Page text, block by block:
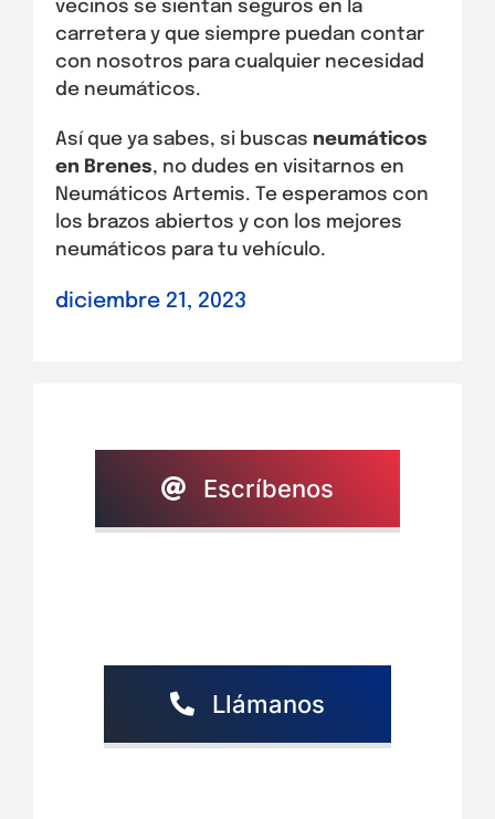
vecinos se sientan seguros en la
carretera y que siempre puedan contar
con nosotros para cualquier necesidad
de neumáticos.
Así que ya sabes, si buscas neumáticos
en Brenes, no dudes en visitarnos en
Neumáticos Artemis. Te esperamos con
los brazos abiertos y con los mejores
neumáticos para tu vehículo.
diciembre 21, 2023
Escríbenos
Llámanos